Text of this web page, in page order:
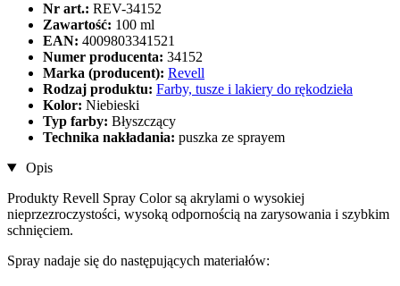
Nr art.: REV-34152
Zawartość: 100 ml
EAN: 4009803341521
Numer producenta: 34152
Marka (producent): Revell
Rodzaj produktu: Farby, tusze i lakiery do rękodzieła
Kolor: Niebieski
Typ farby: Błyszczący
Technika nakładania: puszka ze sprayem
Opis
Produkty Revell Spray Color są akrylami o wysokiej
nieprzezroczystości, wysoką odpornością na zarysowania i szybkim
schnięciem.
Spray nadaje się do następujących materiałów: